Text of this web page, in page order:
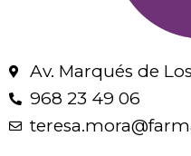
Av. Marqués de
968 23 49 06